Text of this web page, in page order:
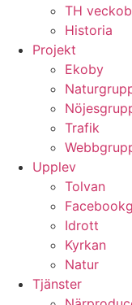
TH
Historia
Projekt
Ekoby
Trafik
Upplev
Tolvan
Idrott
Kyrkan
Natur
Tjänster